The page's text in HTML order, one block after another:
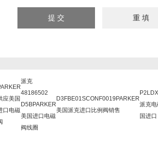
应美国
口电磁
派克
48186502
D5BPARKER
美国进口电磁
阀线圈
D3FBE01SCONF0019PARKER
美国派克进口比例阀销售
派克
国进口